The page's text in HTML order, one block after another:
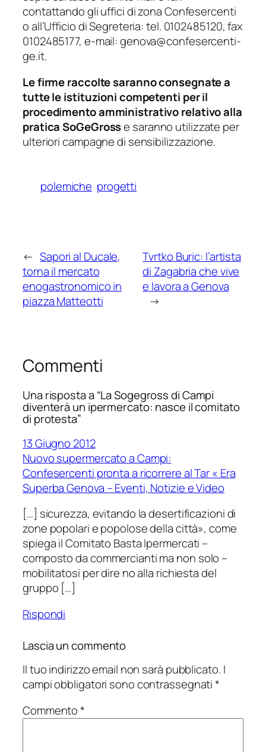
contattando gli uffici di zona Confesercenti
o all’Ufficio di Segreteria: tel. 0102485120, fax
0102485177, e-mail: genova@confesercenti-
ge.it.
Le firme raccolte saranno consegnate a
tutte le istituzioni competenti per il
procedimento amministrativo relativo alla
pratica SoGeGrosse saranno utilizzate per
ulteriori campagne di sensibilizzazione.
polemiche progetti
← Sapori al Ducale,
torna il mercato
enogastronomico in
piazza Matteotti
Tvrtko Buric: l’artista
di Zagabria che vive
e lavora a Genova
→
Commenti
Una risposta a “La Sogegross di Campi
diventerà un ipermercato: nasce il comitato
di protesta”
13 Giugno 2012
Nuovo supermercato a Campi:
Confesercenti pronta a ricorrere al Tar « Era
Superba Genova – Eventi, Notizie e Video
[…] sicurezza, evitando la desertificazioni di
zone popolari e popolose della città», come
spiega il Comitato Basta Ipermercati –
composto da commercianti ma non solo –
mobilitatosi per dire no alla richiesta del
gruppo […]
Rispondi
Lascia un commento
Il tuo indirizzo email non sarà pubblicato. I
campi obbligatori sono contrassegnati*
Commento*